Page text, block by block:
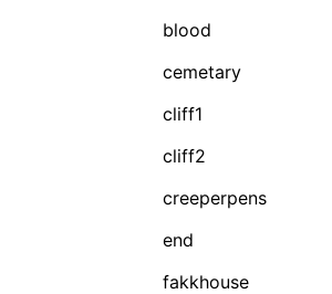
blood
cemetary
cliff1
cliff2
creeperpens
end
fakkhouse